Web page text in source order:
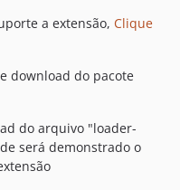
a extensão, Clique
download do pacote
do arquivo "loader-
será demonstrado o